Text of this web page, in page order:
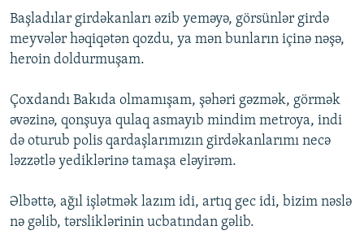
Başladılar girdəkanları əzib yeməyə, görsünlər girdə
meyvələr həqiqətən qozdu, ya mən bunların içinə nəşə,
heroin doldurmuşam.
Çoxdandı Bakıda olmamışam, şəhəri gəzmək, görmək
əvəzinə, qonşuya qulaq asmayıb mindim metroya, indi
də oturub polis qardaşlarımızın girdəkanlarımı necə
ləzzətlə yediklərinə tamaşa eləyirəm.
Əlbəttə, ağıl işlətmək lazım idi, artıq gec idi, bizim nəslə
nə gəlib, tərsliklərinin ucbatından gəlib.